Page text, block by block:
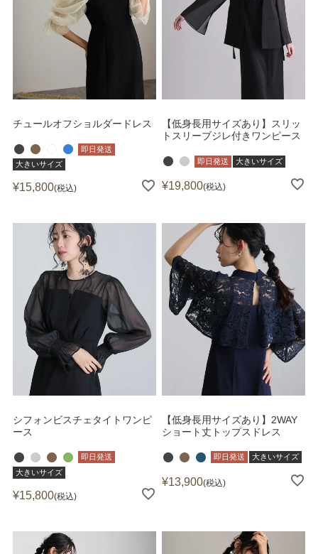
チュールオフショルダードレス
即日発送
大きいサイズ
¥15,800 税込
【低身長用サイズあり】スリッ
トスリーブジレ付きワンピース
即日発送 大きいサイズ
¥19,800 税込
シフォンビスチェタイトワンピ
ース
即日発送
大きいサイズ
¥15,800 税込
【低身長用サイズあり】2WAY
ショート丈トップスドレス
即日発送 大きいサイズ
¥13,900 税込